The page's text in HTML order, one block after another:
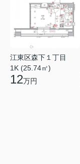
江東区森下１丁目
1K (25.74㎡)
12万円